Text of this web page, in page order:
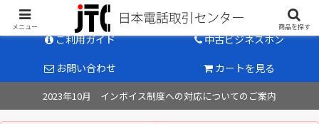
中古ビジネスホン販売のパイオニア
ご利用ガイド
中古ビジネスホン
お問い合わせ
カートを見る
2023年10月 インボイス制度への対応についてのご案内
メニュー 商品を探す